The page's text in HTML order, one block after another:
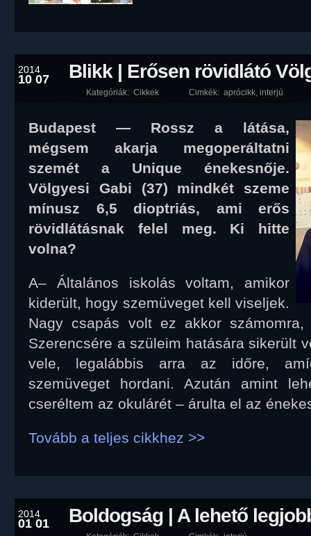
2014
10 07 Blikk | Erősen rövidlátó
Kategóriák: Cikkek Cimkék: aprócikk, interjú
Budapest — Rossz a látása,
mégsem akarja megoperáltatni
szemét a Unique énekesnője.
Völgyesi Gabi (37) mindkét szeme
mínusz 6,5 dioptriás, ami erős
rövidlátásnak felel meg. Ki hitte
volna?
A– Általános iskolás voltam, amikor
kiderült, hogy szemüveget kell viseljek.
Nagy csapás volt ez akkor
Szerencsére a szüleim hatására sikerült
vele, legalábbis arra az időre,
szemüveget hordani. Azután amint
cseréltem az okulárét – árulta el az
Tovább a teljes cikkhez >>
2014
01 01 Boldogság | A lehető